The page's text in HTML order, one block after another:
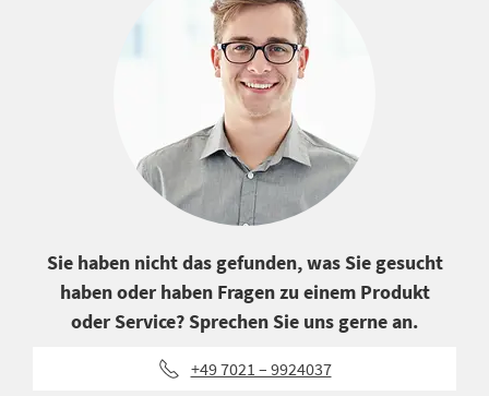
Sie haben nicht das gefunden, was Sie gesucht
haben oder haben Fragen zu einem Produkt
oder Service? Sprechen Sie uns gerne an.
+49 7021 – 9924037